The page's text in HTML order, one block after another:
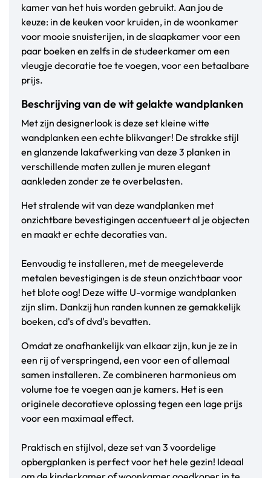
kamer van het huis worden gebruikt. Aan jou de
keuze: in de keuken voor kruiden, in de woonkamer
voor mooie snuisterijen, in de slaapkamer voor een
paar boeken en zelfs in de studeerkamer om een
vleugje decoratie toe te voegen, voor een betaalbare
prijs.
Beschrijving van de wit gelakte wandplanken
Met zijn designerlook is deze set kleine witte
wandplanken een echte blikvanger! De strakke stijl
en glanzende lakafwerking van deze 3 planken in
verschillende maten zullen je muren elegant
aankleden zonder ze te overbelasten.
Het stralende wit van deze wandplanken met
onzichtbare bevestigingen accentueert al je objecten
en maakt er echte decoraties van.
Eenvoudig te installeren, met de meegeleverde
metalen bevestigingen is de steun onzichtbaar voor
het blote oog! Deze witte U-vormige wandplanken
zijn slim. Dankzij hun randen kunnen ze gemakkelijk
boeken, cd's of dvd's bevatten.
Omdat ze onafhankelijk van elkaar zijn, kun je ze in
een rij of verspringend, een voor een of allemaal
samen installeren. Ze combineren harmonieus om
volume toe te voegen aan je kamers. Het is een
originele decoratieve oplossing tegen een lage prijs
voor een maximaal effect.
Praktisch en stijlvol, deze set van 3 voordelige
opbergplanken is perfect voor het hele gezin! Ideaal